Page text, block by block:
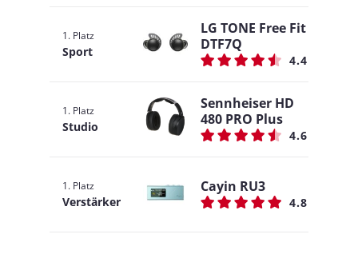
1. Platz
Sport
LG TONE Free Fit
DTF7Q
4.4
1. Platz
Studio
Sennheiser HD
480 PRO Plus
4.6
1. Platz
Verstärker
Cayin RU3
4.8